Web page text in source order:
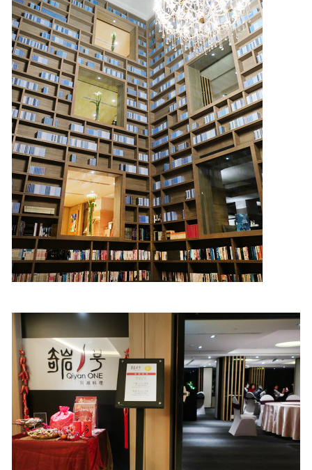
享樂隨手拍
照相簿
影音區
創意出版服務
歷史區
關於Yilan
個人著作
活動實況記錄
媒體報導一覽
合作與代言